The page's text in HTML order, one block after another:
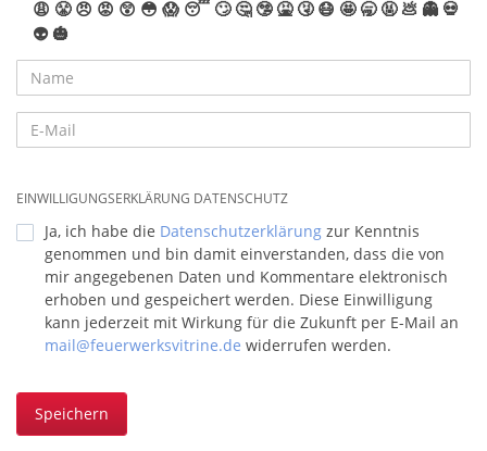
😩 😤 😠 😡 😲 😳 😱 😴 🙄 🤔 🤥 🤮 🤧 😷 🤩 🥱 🤬 💩 👻 💀
👽 🎃
EINWILLIGUNGSERKLÄRUNG DATENSCHUTZ
Ja, ich habe die Datenschutzerklärung zur Kenntnis
genommen und bin damit einverstanden, dass die von
mir angegebenen Daten und Kommentare elektronisch
erhoben und gespeichert werden. Diese Einwilligung
kann jederzeit mit Wirkung für die Zukunft per E-Mail an
mail@feuerwerksvitrine.de widerrufen werden.
Speichern